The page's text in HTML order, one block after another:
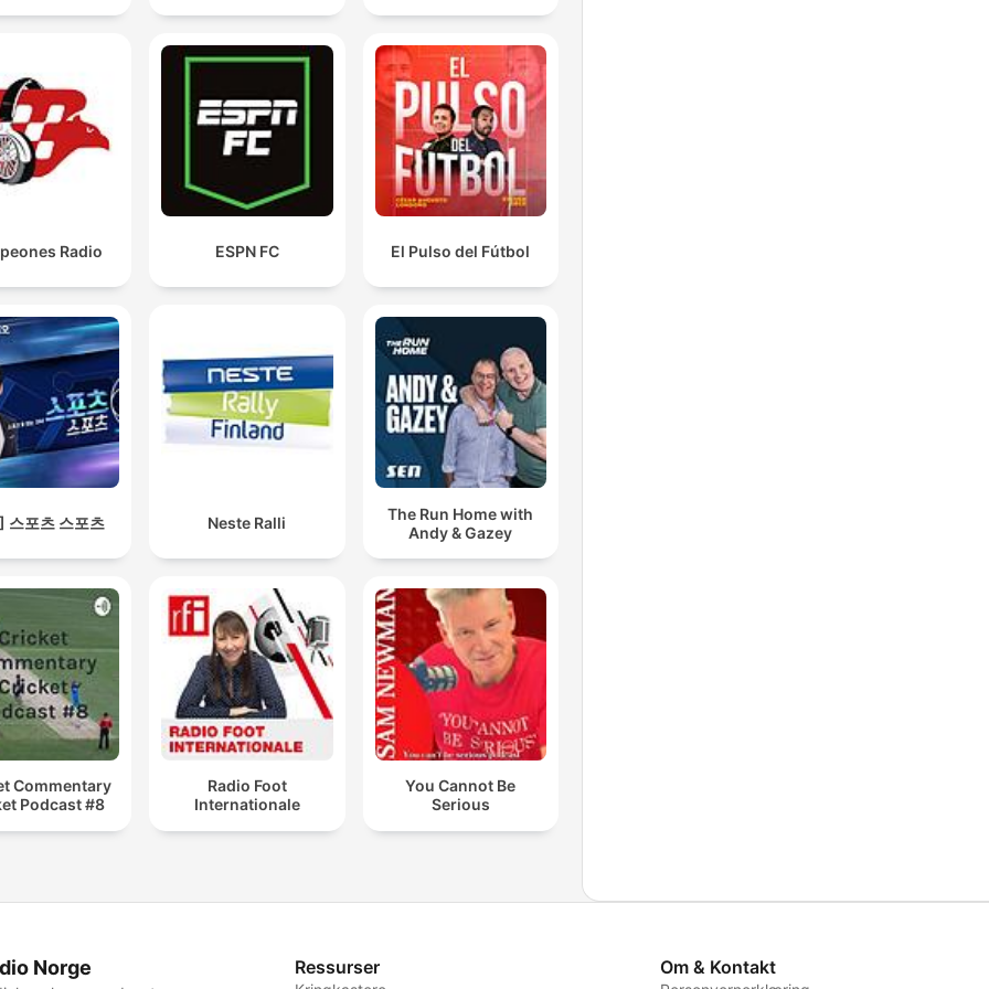
Radio ESPN FC El Pulso del Fútbol
스포츠 스포츠 Neste Ralli
The Run Home with
Andy & Gazey
Commentary
Podcast #8
Radio Foot
Internationale
You Cannot Be
Serious
Norge Ressurser Om & Kontakt